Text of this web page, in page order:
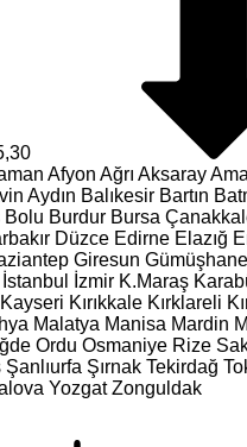
Afyon Ağrı Aksaray
Aydın Balıkesir Bartın
Bolu Burdur Bursa
Düzce Edirne Elazığ
Giresun Gümüşhane
İstanbul İzmir K.Maraş
Kayseri Kırıkkale Kırklareli
Malatya Manisa Mardin
Ordu Osmaniye Rize
Şanlıurfa Şırnak Tekirdağ
Yozgat Zonguldak